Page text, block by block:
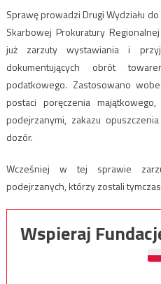
Sprawę prowadzi Drugi Wydziału
Skarbowej Prokuratury
już zarzuty wystawiania i
dokumentujących obrót
podatkowego. Zastosowano
postaci poręczenia
podejrzanymi, zakazu
dozór.
Wcześniej w tej sprawie
podejrzanych, którzy zostali
Wspieraj